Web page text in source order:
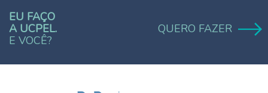
EU FAÇO
A UCPEL.
E VOCÊ?
QUERO FAZER